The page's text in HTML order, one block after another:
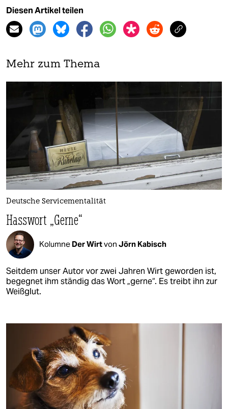
Diesen Artikel teilen
Mehr zum Thema
Deutsche Servicementalität
Hasswort „Gerne“
Kolumne Der Wirtvon Jörn Kabisch
Seitdem unser Autor vor zwei Jahren Wirt geworden ist,
begegnet ihm ständig das Wort „gerne“. Es treibt ihn zur
Weißglut.